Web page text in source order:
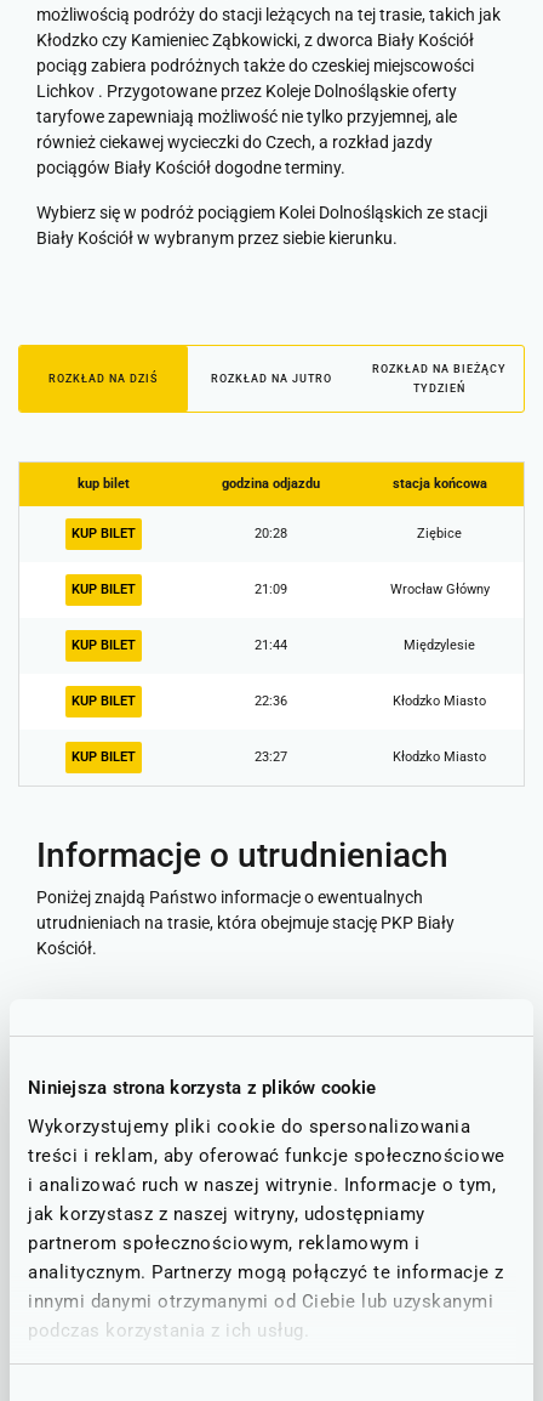
Niniejsza strona korzysta z plików cookie
Wykorzystujemy pliki cookie do spersonalizowania
treści i reklam, aby oferować funkcje społecznościowe
i analizować ruch w naszej witrynie. Informacje o tym,
jak korzystasz z naszej witryny, udostępniamy
partnerom społecznościowym, reklamowym i
analitycznym. Partnerzy mogą połączyć te informacje z
innymi danymi otrzymanymi od Ciebie lub uzyskanymi
podczas korzystania z ich usług.
możliwością podróży do stacji leżących na tej trasie, takich jak
Kłodzko czy Kamieniec Ząbkowicki, z dworca Biały Kościół
pociąg zabiera podróżnych także do czeskiej miejscowości
Lichkov . Przygotowane przez Koleje Dolnośląskie oferty
taryfowe zapewniają możliwość nie tylko przyjemnej, ale
również ciekawej wycieczki do Czech, a rozkład jazdy
pociągów Biały Kościół dogodne terminy.
Wybierz się w podróż pociągiem Kolei Dolnośląskich ze stacji
Biały Kościół w wybranym przez siebie kierunku.
ROZKŁAD NA DZIŚ ROZKŁAD NA JUTRO
ROZKŁAD NA BIEŻĄCY
TYDZIEŃ
godzina odjazdu stacja końcowa
kup bilet
20:28 Ziębice
KUP BILET
21:09 Wrocław Główny
KUP BILET
21:44 Międzylesie
KUP BILET
22:36 Kłodzko Miasto
KUP BILET
23:27 Kłodzko Miasto
KUP BILET
Informacje o utrudnieniach
Poniżej znajdą Państwo informacje o ewentualnych
utrudnieniach na trasie, która obejmuje stację PKP Biały
Kościół.
STAN NA DZIEŃ: 08.08.2026
D90 Wrocław - Kłodzko - Kudowa-Zdrój
Z uwagi na prace torowe realizowane przez PKP PLK w dniach
– 29.08.2026 r. na odcinku Polanica-Zdrój – Kudowa-Zdrój
uruchomiona Zastępcza Komunikacja Autobusowa.
Uwaga w autobusach ZKA jest ograniczona możliwość przewozu
rowerów.
Szczegóły w tabeli rozkładów jazdy
Schemat kursowania komunikacji zastępczej jest zamieszczony pod
tabelą rozkładu jazdy.
UTRUDNIENIA W RUCHU